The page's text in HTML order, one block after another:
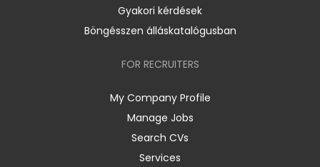
Gyakori kérdések
Böngésszen álláskatalógusban
FOR RECRUITERS
My Company Profile
Manage Jobs
Search CVs
Services